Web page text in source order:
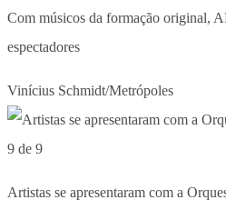
Com músicos da formação original,
espectadores
Vinícius Schmidt/Metrópoles
9 de 9
Artistas se apresentaram com a